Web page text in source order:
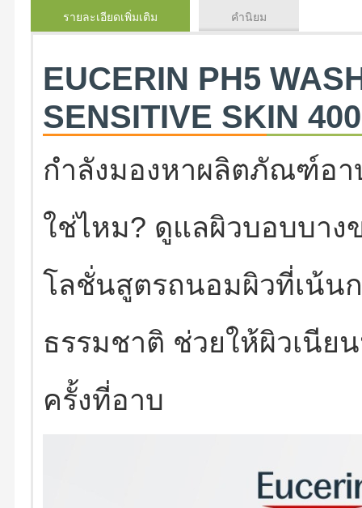
รายละเอียดเพิ่มเติม คำนิยม
EUCERIN PH5
SENSITIVE SKIN
กำลังมองหาผลิตภัณฑ์อา
ใช่ไหม? ดูแลผิวบอบบา
โลชั่นสูตรถนอมผิวที่เน้น
ธรรมชาติ ช่วยให้ผิวเนี
ครั้งที่อาบ